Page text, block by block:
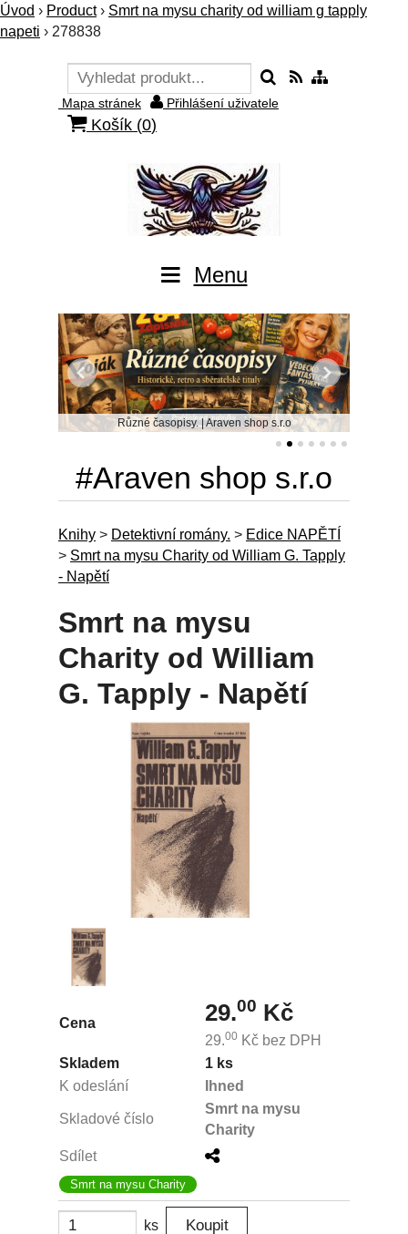
Úvod › Product› Smrt na mysu charity od william g tapply
napeti › 278838
Mapa stránek Přihlášení uživatele
Košík (0)
Menu
Různé časopisy. | Araven shop s.r.o
#Araven shop s.r.o
Knihy > Detektivní romány. > Edice NAPĚTÍ
> Smrt na mysu Charity od William G. Tapply
- Napětí
Smrt na mysu
Charity od William
G. Tapply - Napětí
Cena 29.00 Kč
29.00 Kč bez DPH
Skladem
1 ks
K odeslání
Ihned
Skladové číslo
Smrt na mysu
Charity
Sdílet
Smrt na mysu Charity
ks